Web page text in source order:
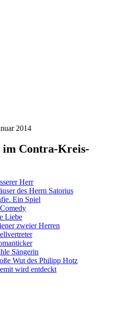
2014
im Contra-Kreis-
Herr
des Herrn Satorius
Ein Spiel
Liebe
zweier Herren
Sängerin
Wut des Philipp Hotz
wird entdeckt